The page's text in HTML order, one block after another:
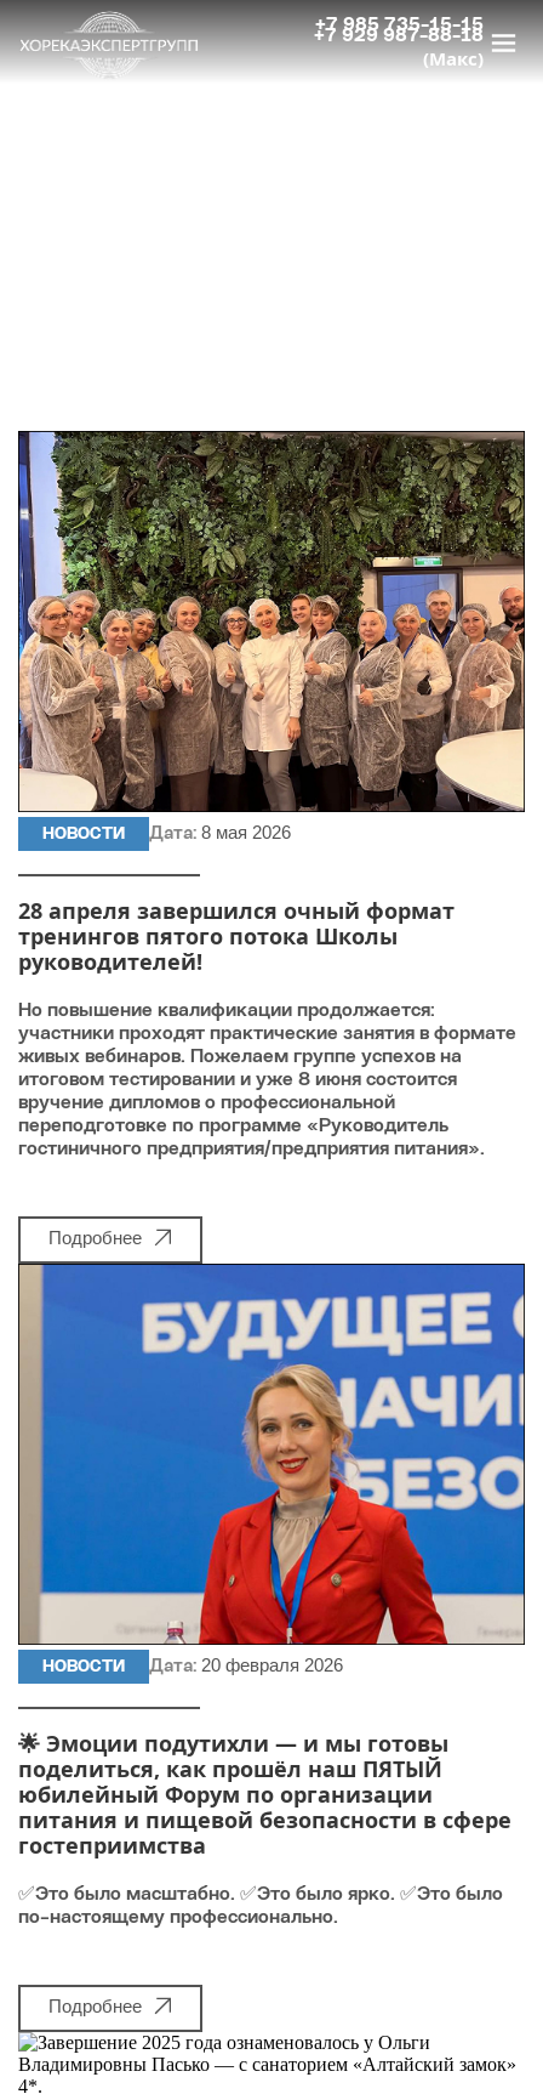
+7 985 735-15-15
+7 929 987-88-18
(Макс)
НОВОСТИ Дата: 8 мая 2026
28 апреля завершился очный формат
тренингов пятого потока Школы
руководителей!
Но повышение квалификации продолжается:
участники проходят практические занятия в формате
живых вебинаров. Пожелаем группе успехов на
итоговом тестировании и уже 8 июня состоится
вручение дипломов о профессиональной
переподготовке по программе «Руководитель
гостиничного предприятия/предприятия питания».
Подробнее
НОВОСТИ Дата: 20 февраля 2026
🌟 Эмоции подутихли — и мы готовы
поделиться, как прошёл наш ПЯТЫЙ
юбилейный Форум по организации
питания и пищевой безопасности в сфере
гостеприимства
✅Это было масштабно. ✅Это было ярко. ✅Это было
по-настоящему профессионально.
Подробнее